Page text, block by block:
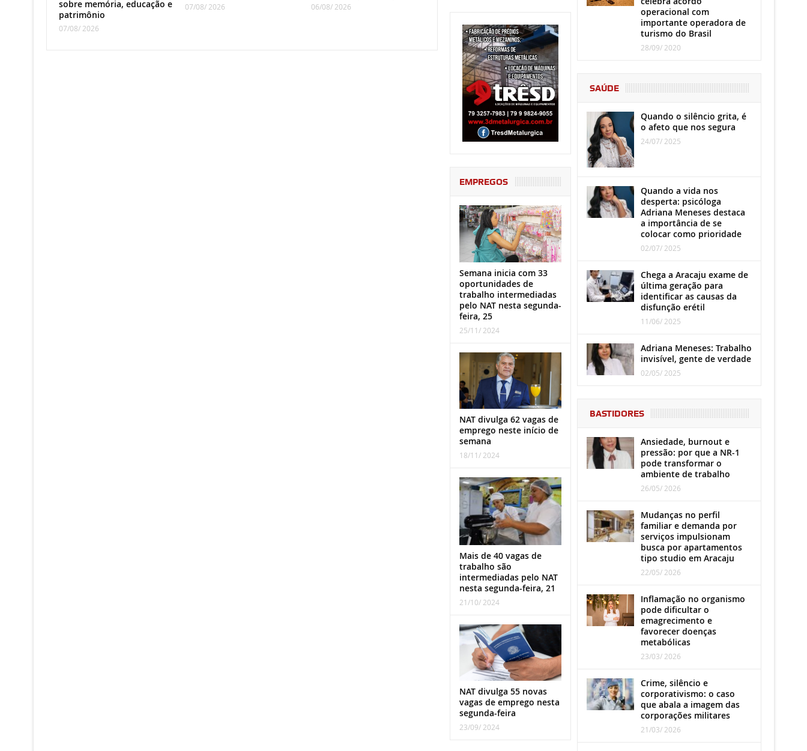
sobre memória, educação e
patrimônio
07/08/ 2026
07/08/ 2026 06/08/ 2026
EMPREGOS
Semana inicia com 33
oportunidades de
trabalho intermediadas
pelo NAT nesta segunda-
feira, 25
25/11/ 2024
NAT divulga 62 vagas de
emprego neste início de
semana
18/11/ 2024
Mais de 40 vagas de
trabalho são
intermediadas pelo NAT
nesta segunda-feira, 21
21/10/ 2024
NAT divulga 55 novas
vagas de emprego nesta
segunda-feira
23/09/ 2024
operacional com
importante operadora de
turismo do Brasil
28/09/ 2020
SAÚDE
Quando o silêncio grita, é
o afeto que nos segura
24/07/ 2025
Quando a vida nos
desperta: psicóloga
Adriana Meneses destaca
a importância de se
colocar como prioridade
02/07/ 2025
Chega a Aracaju exame de
última geração para
identificar as causas da
disfunção erétil
11/06/ 2025
Adriana Meneses: Trabalho
invisível, gente de verdade
02/05/ 2025
BASTIDORES
Ansiedade, burnout e
pressão: por que a NR-1
pode transformar o
ambiente de trabalho
26/05/ 2026
Mudanças no perfil
familiar e demanda por
serviços impulsionam
busca por apartamentos
tipo studio em Aracaju
22/05/ 2026
Inflamação no organismo
pode dificultar o
emagrecimento e
favorecer doenças
metabólicas
23/03/ 2026
Crime, silêncio e
corporativismo: o caso
que abala a imagem das
corporações militares
21/03/ 2026